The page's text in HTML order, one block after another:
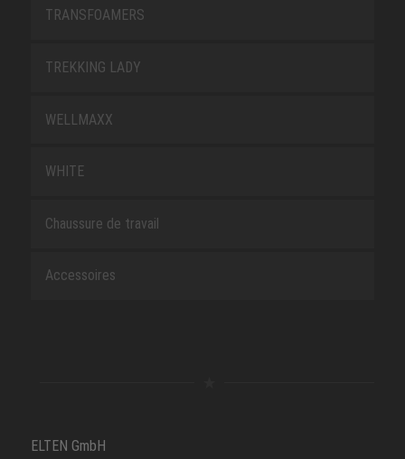
TRANSFOAMERS
TREKKING LADY
WELLMAXX
WHITE
Chaussure de travail
Accessoires
ELTEN GmbH